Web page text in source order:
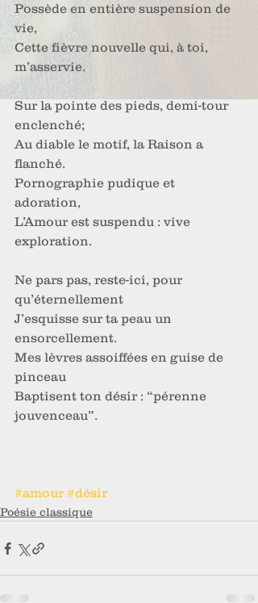
Possède en entière suspension de
vie,
Cette fièvre nouvelle qui, à toi,
m’asservie.
Sur la pointe des pieds, demi-tour
enclenché;
Au diable le motif, la Raison a
flanché.
Pornographie pudique et
adoration,
L’Amour est suspendu : vive
exploration.
Ne pars pas, reste-ici, pour
qu’éternellement
J’esquisse sur ta peau un
ensorcellement.
Mes lèvres assoiffées en guise de
pinceau
Baptisent ton désir : “pérenne
jouvenceau”.
#amour #désir
Poésie classique